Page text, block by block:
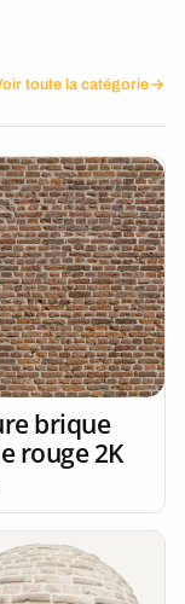
toute la catégorie
brique
rouge 2K